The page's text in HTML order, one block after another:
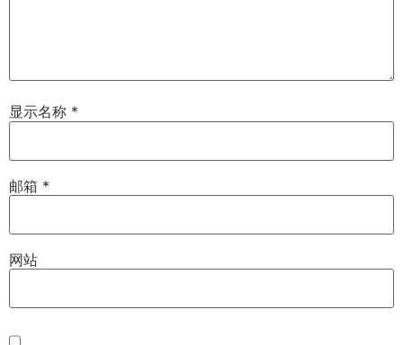
显示名称 *
邮箱 *
网站